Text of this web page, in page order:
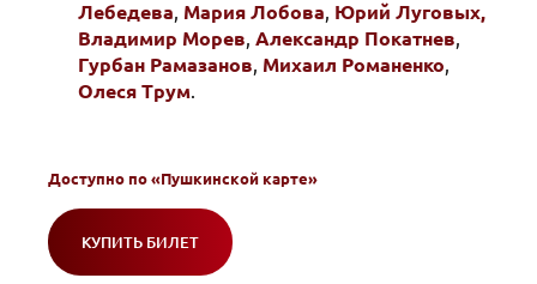
Лебедева, Мария Лобова, Юрий Луговых,
Владимир Морев, Александр Покатнев,
Гурбан Рамазанов, Михаил Романенко,
Олеся Трум.
Доступно по «Пушкинской карте»
КУПИТЬ БИЛЕТ
(ОТКРОЕТСЯ